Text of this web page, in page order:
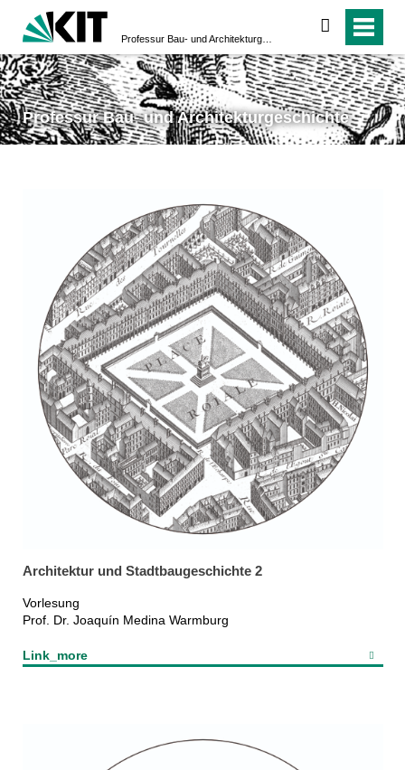
suchen
Professur Bau- und Architekturgeschichte
Architektur und Stadtbaugeschichte 2
Vorlesung
Prof. Dr. Joaquín Medina Warmburg
Link_more